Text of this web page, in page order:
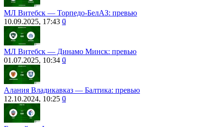
МЛ Витебск ― Торпедо-БелАЗ: превью
10.09.2025, 17:43 0
МЛ Витебск ― Динамо Минск: превью
01.07.2025, 10:34 0
Алания Владикавказ ― Балтика: превью
12.10.2024, 10:25 0